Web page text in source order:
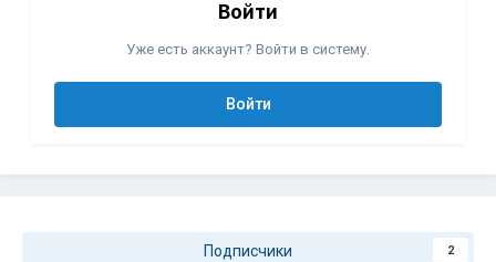
Войти
Уже есть аккаунт? Войти в систему.
Войти
Подписчики 2